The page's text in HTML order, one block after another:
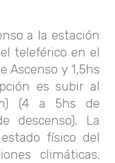
a la estación
teleférico en el
Ascenso y 1,5hs
es subir al
(4 a 5hs de
descenso). La
físico del
climáticas.